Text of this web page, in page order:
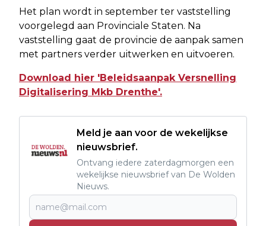
Het plan wordt in september ter vaststelling
voorgelegd aan Provinciale Staten. Na
vaststelling gaat de provincie de aanpak samen
met partners verder uitwerken en uitvoeren.
Download hier 'Beleidsaanpak Versnelling
Digitalisering Mkb Drenthe'.
Meld je aan voor de wekelijkse
nieuwsbrief.
Ontvang iedere zaterdagmorgen een
wekelijkse nieuwsbrief van De Wolden
Nieuws.